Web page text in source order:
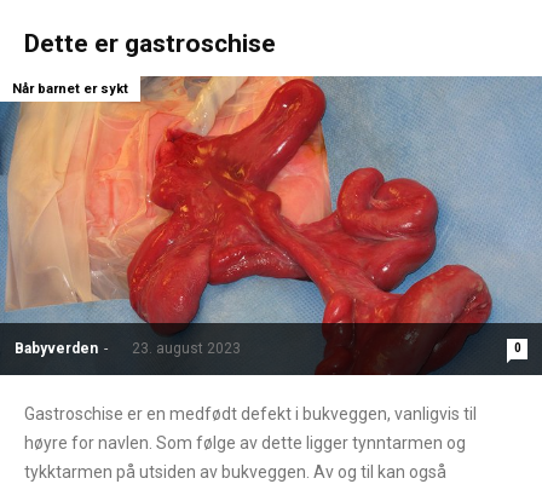
Dette er gastroschise
Babyverden - 23. august 2023 0
Når barnet er sykt
Gastroschise er en medfødt defekt i bukveggen, vanligvis til
høyre for navlen. Som følge av dette ligger tynntarmen og
tykktarmen på utsiden av bukveggen. Av og til kan også